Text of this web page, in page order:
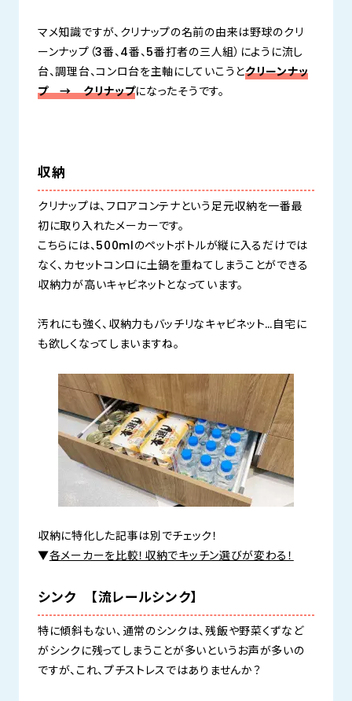
マメ知識ですが、クリナップの名前の由来は野球のクリ
ーンナップ（3番、4番、5番打者の三人組）にように流し
台、調理台、コンロ台を主軸にしていこうとクリーンナッ
プ → クリナップになったそうです。
収納
クリナップは、フロアコンテナという足元収納を一番最
初に取り入れたメーカーです。
こちらには、500mlのペットボトルが縦に入るだけでは
なく、カセットコンロに土鍋を重ねてしまうことができる
収納力が高いキャビネットとなっています。
汚れにも強く、収納力もバッチリなキャビネット…自宅に
も欲しくなってしまいますね。
収納に特化した記事は別でチェック！
▼各メーカーを比較！収納でキッチン選びが変わる！
シンク 【流レールシンク】
特に傾斜もない、通常のシンクは、残飯や野菜くずなど
がシンクに残ってしまうことが多いというお声が多いの
ですが、これ、プチストレスではありませんか？